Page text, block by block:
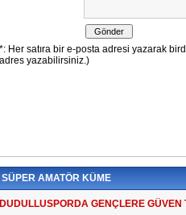
SÜPER AMATÖR KÜME
DUDULLUSPORDA GENÇLERE GÜVEN